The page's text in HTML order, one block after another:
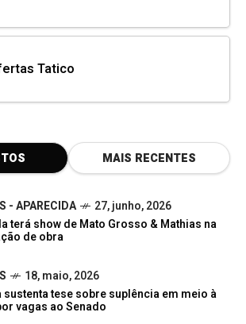
Tatico
MAIS RECENTES
- APARECIDA
27, junho, 2026
terá show de Mato Grosso & Mathias na
de obra
18, maio, 2026
sustenta tese sobre suplência em meio à
vagas ao Senado